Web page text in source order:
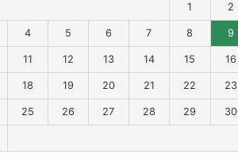
1 2
4 5 6 7 8 9
11 12 13 14 15 16
18 19 20 21 22 23
25 26 27 28 29 30